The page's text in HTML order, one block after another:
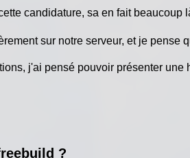
candidature, sa en fait beaucoup
sur notre serveur, et je pense
j'ai pensé pouvoir présenter
?